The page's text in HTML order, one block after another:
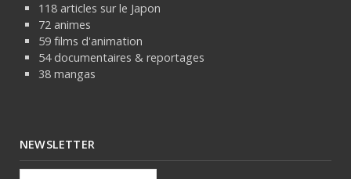
118 articles sur le Japon
72 animes
59 films d'animation
54 documentaires & reportages
38 mangas
NEWSLETTER